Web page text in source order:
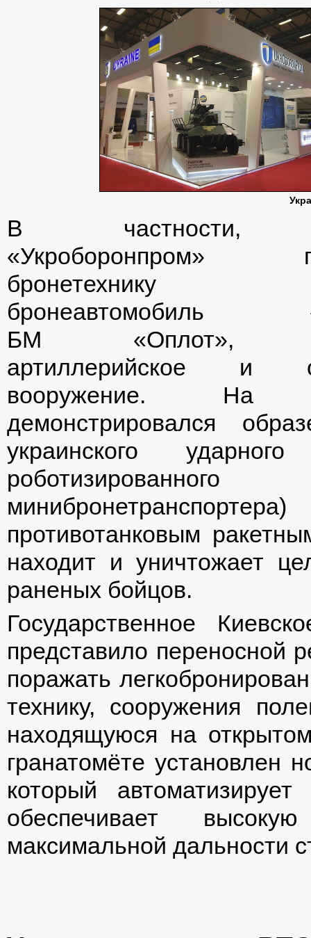
В частности,
«Укроборонпром»
бронетехнику
бронеавтомобиль
БМ «Оплот»,
артиллерийское и
вооружение. На
демонстрировался
украинского
противотанковым
находит и уничтожает
раненых бойцов.
Государственное
представило переносной
поражать
технику, сооружения
находящуюся на
гранатомёте установлен
который
обеспечивает
максимальной дальности